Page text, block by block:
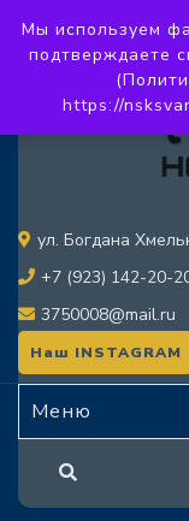
ул. Богдана
+7 (923) 142-20-
3750008@mail.ru
Наш INSTAGRAM
Меню
Мы используем
подтверждаете
https://